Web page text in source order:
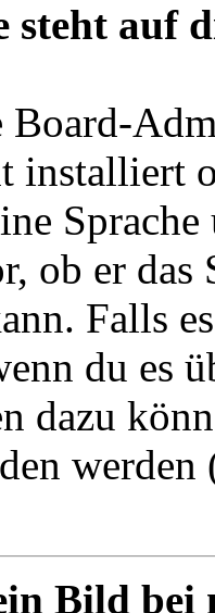
steht auf
Board-
installiert
ob er das
Falls
du es
dazu
Bild bei